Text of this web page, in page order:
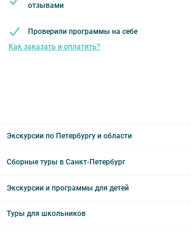
отзывами
Проверили программы на себе
Как заказать и оплатить?
Экскурсии по Петербургу и области
Интерьерные
Сборные туры в Санкт-Петербург
Туры в Санкт-Петербург на 2 дня
Экскурсии и программы для детей
Туры для школьников